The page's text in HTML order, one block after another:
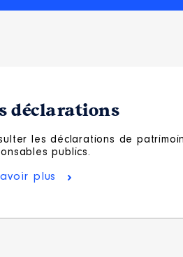
déclarations
les déclarations de
publics.
plus